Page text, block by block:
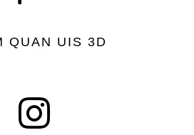
QUAN UIS 3D